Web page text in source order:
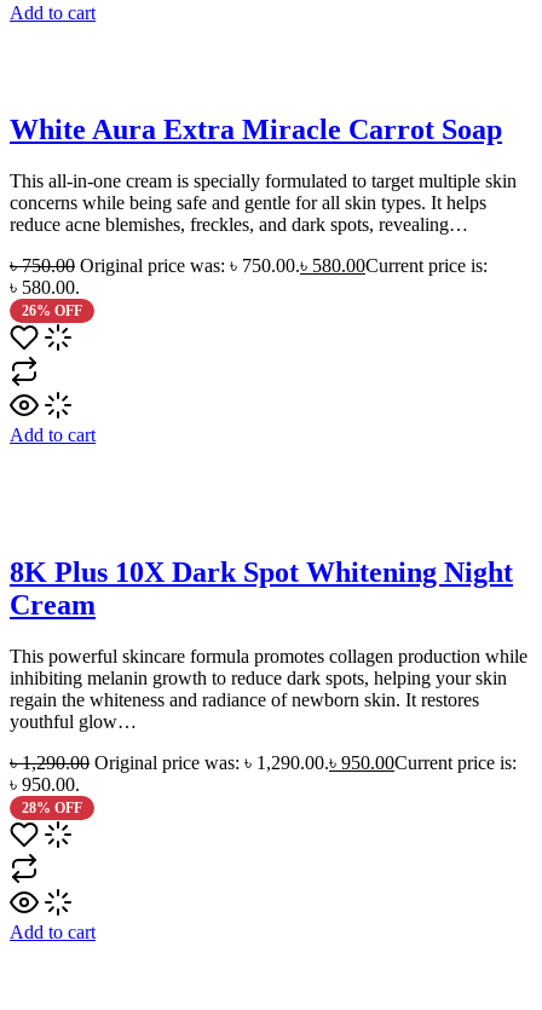
Add to cart
White Aura Extra Miracle Carrot Soap
This all-in-one cream is specially formulated to target multiple skin
concerns while being safe and gentle for all skin types. It helps
reduce acne blemishes, freckles, and dark spots, revealing…
৳750.00 Original price was: ৳ 750.00.৳ 580.00Current price is:
৳ 580.00.
26% OFF
Add to cart
8K Plus 10X Dark Spot Whitening Night
Cream
This powerful skincare formula promotes collagen production while
inhibiting melanin growth to reduce dark spots, helping your skin
regain the whiteness and radiance of newborn skin. It restores
youthful glow…
৳1,290.00 Original price was: ৳ 1,290.00.৳ 950.00Current price is:
৳ 950.00.
28% OFF
Add to cart